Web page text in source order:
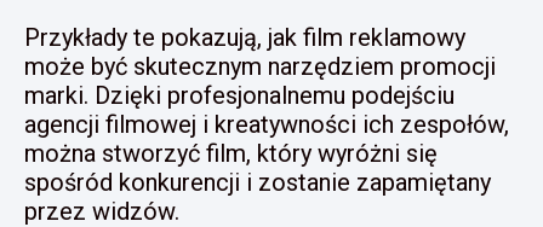
Przykłady te pokazują, jak film reklamowy
może być skutecznym narzędziem promocji
marki. Dzięki profesjonalnemu podejściu
agencji filmowej i kreatywności ich zespołów,
można stworzyć film, który wyróżni się
spośród konkurencji i zostanie zapamiętany
przez widzów.